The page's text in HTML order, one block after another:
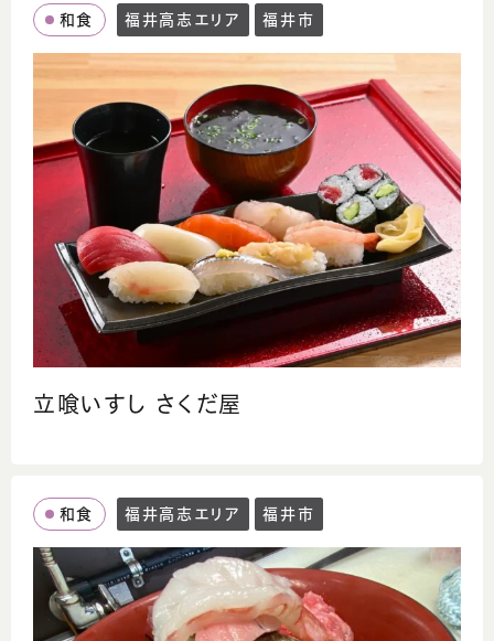
和食 福井高志エリア 福井市
立喰いすし さくだ屋
和食 福井高志エリア 福井市